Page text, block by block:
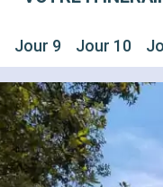
Jour 9 Jour 10